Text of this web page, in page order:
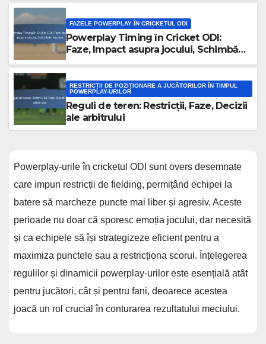
FAZELE POWERPLAY ÎN CRICKETUL ODI
Powerplay Timing în Cricket ODI:
Faze, Impact asupra jocului, Schimbări
RESTRICȚII DE POZIȚIONARE A JUCĂTORILOR ÎN TIMPUL
POWERPLAY-URILOR
Reguli de teren: Restricții, Faze, Decizii
ale arbitrului
Powerplay-urile în cricketul ODI sunt overs desemnate
care impun restricții de fielding, permițând echipei la
batere să marcheze puncte mai liber și agresiv. Aceste
perioade nu doar că sporesc emoția jocului, dar necesită
și ca echipele să își strategizeze eficient pentru a
maximiza punctele sau a restricționa scorul. Înțelegerea
regulilor și dinamicii powerplay-urilor este esențială atât
pentru jucători, cât și pentru fani, deoarece acestea
joacă un rol crucial în conturarea rezultatului meciului.